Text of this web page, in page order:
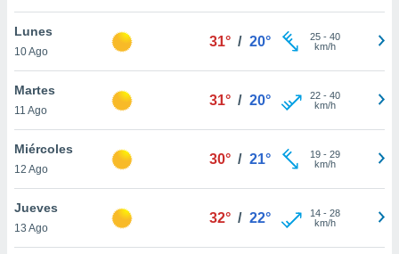
de
Lunes
10 Ago
31° / 20° 25- 40
km/h
Martes
11 Ago
31° / 20° 22- 40
km/h
Miércoles
12 Ago
30° / 21° 19- 29
km/h
Jueves
13 Ago
32° / 22° 14- 28
km/h